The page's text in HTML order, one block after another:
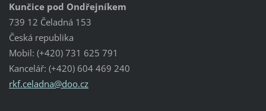
Kunčice pod Ondřejníkem
739 12 Čeladná 153
Česká republika
Mobil: (+420) 731 625 791
Kancelář: (+420) 604 469 240
rkf.celadna@doo.cz